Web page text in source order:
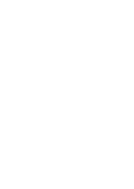
fabbricazione di
+ specifica rischio alto”
digitale.
fabbricazione di
Accordo Stato
tipici
i partecipanti in lavori
a favorire la